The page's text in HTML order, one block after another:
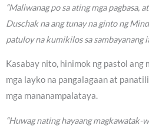
“Maliwanag po sa ating mga pagbasa,
Duschak na ang tunay na ginto ng
patuloy na kumikilos sa sambayanang
Kasabay nito, hinimok ng pastol ang
mga layko na pangalagaan at
mga mananampalataya.
“Huwag nating hayaang magkawatak-